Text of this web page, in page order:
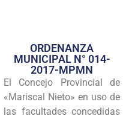
Transparencia
Seguridad
Programas
ORDENANZA
MUNICIPAL N° 014-
2017-MPMN
El Concejo Provincial de
«Mariscal Nieto» en uso de
las facultades concedidas